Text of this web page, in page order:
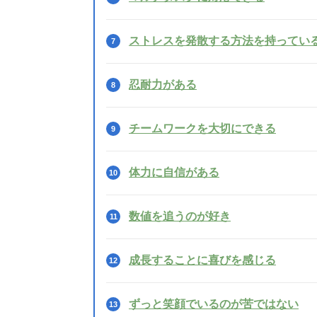
ストレスを発散する方法を持ってい
忍耐力がある
チームワークを大切にできる
体力に自信がある
数値を追うのが好き
成長することに喜びを感じる
ずっと笑顔でいるのが苦ではない